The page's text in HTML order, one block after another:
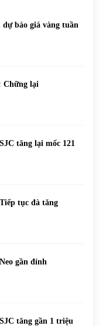
báo giá vàng tuần
Chững lại
tăng lại mốc 121
tục đà tăng
gần đỉnh
tăng gần 1 triệu